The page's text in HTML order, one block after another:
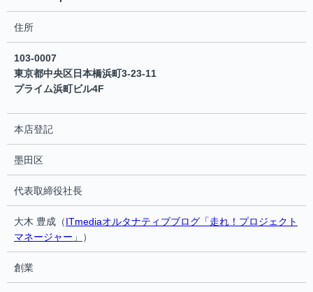
住所
103-0007
東京都中央区日本橋浜町3-23-11
プライム浜町ビル4F
本店登記
墨田区
代表取締役社長
大木 豊成（ITmediaオルタナティブブログ「走れ！プロジェクト
マネージャー 」 ）
創業